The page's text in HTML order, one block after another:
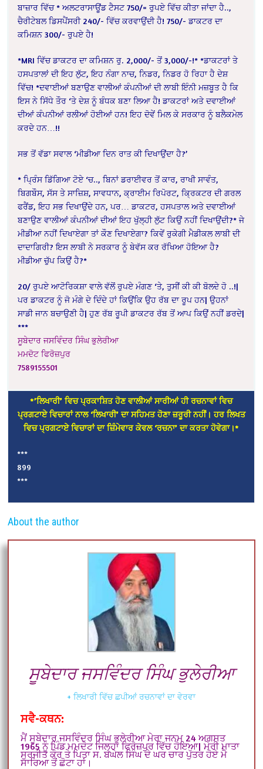
ਬਾਜ਼ਾਰ ਵਿੱਚ * ਅਲਟਰਾਸਾਊਂਡ ਟੈਸਟ 750/= ਰੁਪਏ ਵਿੱਚ ਕੀਤਾ ਜਾਂਦਾ ਹੈ..,
ਚੈਰੀਟੇਬਲ ਡਿਸਪੈਂਸਰੀ 240/- ਵਿੱਚ ਕਰਵਾਉਂਦੀ ਹੈ! 750/- ਡਾਕਟਰ ਦਾ
ਕਮਿਸ਼ਨ 300/- ਰੁਪਏ ਹੈ!
*MRI ਵਿੱਚ ਡਾਕਟਰ ਦਾ ਕਮਿਸ਼ਨ ਰੁ. 2,000/- ਤੋਂ 3,000/-!* *ਡਾਕਟਰਾਂ ਤੇ
ਹਸਪਤਾਲਾਂ ਦੀ ਇਹ ਲੁੱਟ, ਇਹ ਨੰਗਾ ਨਾਚ, ਨਿਡਰ, ਨਿਡਰ ਹੋ ਰਿਹਾ ਹੈ ਦੇਸ਼
ਵਿੱਚ! *ਦਵਾਈਆਂ ਬਣਾਉਣ ਵਾਲੀਆਂ ਕੰਪਨੀਆਂ ਦੀ ਲਾਬੀ ਇੰਨੀ ਮਜ਼ਬੂਤ ਹੈ ਕਿ
ਇਸ ਨੇ ਸਿੱਧੇ ਤੌਰ ‘ਤੇ ਦੇਸ਼ ਨੂੰ ਬੰਧਕ ਬਣਾ ਲਿਆ ਹੈ! ਡਾਕਟਰਾਂ ਅਤੇ ਦਵਾਈਆਂ
ਦੀਆਂ ਕੰਪਨੀਆਂ ਰਲੀਆਂ ਹੋਈਆਂ ਹਨ! ਇਹ ਦੋਵੇਂ ਮਿਲ ਕੇ ਸਰਕਾਰ ਨੂੰ ਬਲੈਕਮੇਲ
ਕਰਦੇ ਹਨ…!!
ਸਭ ਤੋਂ ਵੱਡਾ ਸਵਾਲ ‘ਮੀਡੀਆ ਦਿਨ ਰਾਤ ਕੀ ਦਿਖਾਉਂਦਾ ਹੈ?’
* ਪ੍ਰਿੰਸ ਡਿੱਗਿਆ ਟੋਏ ‘ਚ.., ਬਿਨਾਂ ਡਰਾਈਵਰ ਤੋਂ ਕਾਰ, ਰਾਖੀ ਸਾਵੰਤ,
ਬਿਗਬੌਸ, ਸੱਸ ਤੇ ਸਾਜ਼ਿਸ਼, ਸਾਵਧਾਨ, ਕ੍ਰਾਈਮ ਰਿਪੋਰਟ, ਕ੍ਰਿਕਟਰ ਦੀ ਗਰਲ
ਫਰੈਂਡ, ਇਹ ਸਭ ਦਿਖਾਉਂਦੇ ਹਨ, ਪਰ… ਡਾਕਟਰ, ਹਸਪਤਾਲ ਅਤੇ ਦਵਾਈਆਂ
ਬਣਾਉਣ ਵਾਲੀਆਂ ਕੰਪਨੀਆਂ ਦੀਆਂ ਇਹ ਖੁੱਲ੍ਹੀ ਲੁੱਟ ਕਿਉਂ ਨਹੀਂ ਦਿਖਾਉਂਦੀ?* ਜੇ
ਮੀਡੀਆ ਨਹੀਂ ਦਿਖਾਏਗਾ ਤਾਂ ਕੌਣ ਦਿਖਾਏਗਾ? ਕਿਵੇਂ ਰੁਕੇਗੀ ਮੈਡੀਕਲ ਲਾਬੀ ਦੀ
ਦਾਦਾਗਿਰੀ? ਇਸ ਲਾਬੀ ਨੇ ਸਰਕਾਰ ਨੂੰ ਬੇਵੱਸ ਕਰ ਰੱਖਿਆ ਹੋਇਆ ਹੈ?
ਮੀਡੀਆ ਚੁੱਪ ਕਿਉਂ ਹੈ?*
20/ ਰੁਪਏ ਆਟੋਰਿਕਸ਼ਾ ਵਾਲੇ ਵੱਲੋਂ ਰੁਪਏ ਮੰਗਣ ‘ਤੇ, ਤੁਸੀਂ ਕੀ ਕੀ ਬੋਲਦੇ ਹੋ ..!|
ਪਰ ਡਾਕਟਰ ਨੂੰ ਜੋ ਮੰਗੇ ਦੇ ਦਿੰਦੇ ਹਾਂ ਕਿਉਂਕਿ ਉਹ ਰੱਬ ਦਾ ਰੂਪ ਹਨ| ਉਹਨਾਂ
ਸਾਡੀ ਜਾਨ ਬਚਾਉਣੀ ਹੈ| ਹੁਣ ਰੱਬ ਰੂਪੀ ਡਾਕਟਰ ਰੱਬ ਤੋਂ ਆਪ ਕਿਉਂ ਨਹੀਂ ਡਰਦੇ|
***
ਸੂਬੇਦਾਰ ਜਸਵਿੰਦਰ ਸਿੰਘ ਭੁਲੇਰੀਆ
ਮਮਦੋਟ ਫਿਰੋਜ਼ਪੁਰ
7589155501
*’ਲਿਖਾਰੀ’ ਵਿਚ ਪ੍ਰਕਾਸ਼ਿਤ ਹੋਣ ਵਾਲੀਆਂ ਸਾਰੀਆਂ ਹੀ ਰਚਨਾਵਾਂ ਵਿਚ
ਪ੍ਰਗਟਾਏ ਵਿਚਾਰਾਂ ਨਾਲ ‘ਲਿਖਾਰੀ’ ਦਾ ਸਹਿਮਤ ਹੋਣਾ ਜ਼ਰੂਰੀ ਨਹੀਂ। ਹਰ ਲਿਖਤ
ਵਿਚ ਪ੍ਰਗਟਾਏ ਵਿਚਾਰਾਂ ਦਾ ਜ਼ਿੰਮੇਵਾਰ ਕੇਵਲ ‘ਰਚਨਾ’ ਦਾ ਕਰਤਾ ਹੋਵੇਗਾ।*
***
899
***
About the author
ਸੂਬੇਦਾਰ ਜਸਵਿੰਦਰ ਸਿੰਘ ਭੁਲੇਰੀਆ
+ ਲਿਖਾਰੀ ਵਿੱਚ ਛਪੀਆਂ ਰਚਨਾਵਾਂ ਦਾ ਵੇਰਵਾ
ਸਵੈ-ਕਥਨ:
ਮੈਂ ਸੂਬੇਦਾਰ ਜਸਵਿੰਦਰ ਸਿੰਘ ਭੁਲੇਰੀਆ ਮੇਰਾ ਜਨਮ 24 ਅਗਸਤ
1965 ਨੂੰ ਪਿੰਡ ਮਮਦੋਟ ਜਿਲ੍ਹਾ ਫਿਰੋਜ਼ਪੁਰ ਵਿੱਚ ਹੋਇਆ| ਮੇਰੀ ਮਾਤਾ
ਸੁਰਜੀਤ ਕੌਰ ਤੇ ਪਿਤਾ ਸ. ਬਘੇਲ ਸਿੰਘ ਦੇ ਘਰ ਚਾਰ ਪੁੱਤਰ ਹੋਏ ਮੈ
ਸਾਰਿਆ ਤੋਂ ਛੋਟਾ ਹਾਂ।